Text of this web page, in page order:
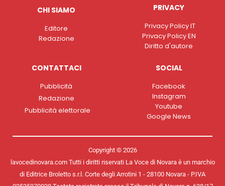
CHI SIAMO
Editore
Redazione
PRIVACY
Privacy Policy IT
Privacy Policy EN
Diritto d'autore
CONTATTACI
Pubblicità
Redazione
Pubblicità elettorale
SOCIAL
Facebook
Instagram
Youtube
Google News
Copyright © 2026
lavocedinovara.com Tutti i diritti riservati La Voce di Novara è un marchio
di Editrice Broletto s.r.l. Corte degli Arrotini 1 - 28100 Novara - P.IVA